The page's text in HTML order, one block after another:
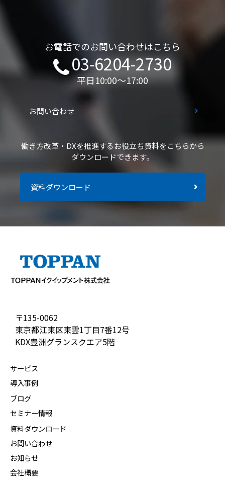
お電話でのお問い合わせはこちら
03-6204-2730
平日10:00～17:00
お問い合わせ
働き方改革・DXを推進するお役立ち資料をこちらから
ダウンロードできます。
資料ダウンロード
〒135-0062
東京都江東区東雲1丁目7番12号
KDX豊洲グランスクエア5階
サービス
導入事例
ブログ
セミナー情報
資料ダウンロード
お問い合わせ
お知らせ
会社概要